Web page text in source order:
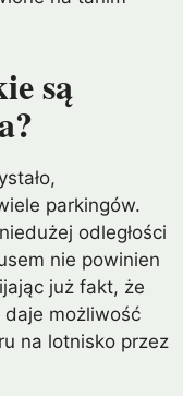
są
parkingów.
odległości
nie powinien
już fakt, że
możliwość
na lotnisko przez